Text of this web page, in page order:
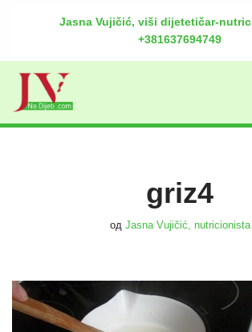
Jasna Vujičić, viši dijetetičar-
+381637694749
griz4
од Jasna Vujičić, nutricionista